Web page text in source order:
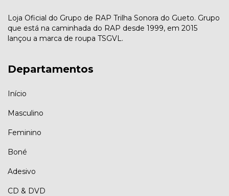
Loja Oficial do Grupo de RAP Trilha Sonora do Gueto. Grupo
que está na caminhada do RAP desde 1999, em 2015
lançou a marca de roupa TSGVL.
Departamentos
Início
Masculino
Feminino
Boné
Adesivo
CD & DVD